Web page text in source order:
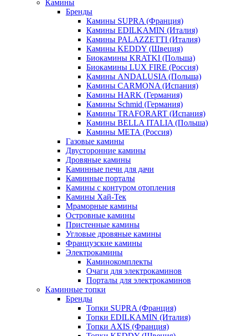
Камины
Бренды
Камины SUPRA (Франция)
Камины EDILKAMIN (Италия)
Камины PALAZZETTI (Италия)
Камины KEDDY (Швеция)
Биокамины KRATKI (Польша)
Биокамины LUX FIRE (Россия)
Камины ANDALUSIA (Польша)
Камины CARMONA (Испания)
Камины HARK (Германия)
Камины Schmid (Германия)
Камины TRAFORART (Испания)
Камины BELLA ITALIA (Польша)
Камины МЕТА (Россия)
Газовые камины
Двусторонние камины
Дровяные камины
Каминные печи для дачи
Каминные порталы
Камины с контуром отопления
Камины Хай-Тек
Мраморные камины
Островные камины
Пристенные камины
Угловые дровяные камины
Французские камины
Электрокамины
Каминокомплекты
Очаги для электрокаминов
Порталы для электрокаминов
Каминные топки
Бренды
Топки SUPRA (Франция)
Топки EDILKAMIN (Италия)
Топки AXIS (Франция)